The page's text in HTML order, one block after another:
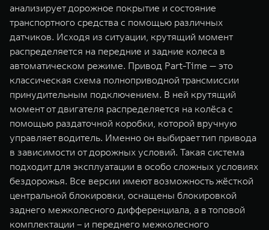
анализирует дорожное покрытие и состояние
транспортного средства с помощью различных
датчиков. Исходя из ситуации, крутящий момент
распределяется на передние и задние колеса в
автоматическом режиме. Привод Part-Time — это
классическая схема полноприводной трансмиссии
принудительным подключением. В ней крутящий
момент от двигателя распределяется на колёса с
помощью раздаточной коробки, которой вручную
управляет водитель. Именно он выбирает тип привода
в зависимости от дорожных условий. Такая система
подходит для эксплуатации в особо сложных условиях
бездорожья. Все версии имеют возможность жёсткой
центральной блокировки, оснащены блокировкой
заднего межколесного дифференциала, а в топовой
комплектации – и переднего межколесного